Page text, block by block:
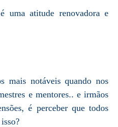
uma atitude renovadora e
mais notáveis quando nos
e mentores.. e irmãos
é perceber que todos